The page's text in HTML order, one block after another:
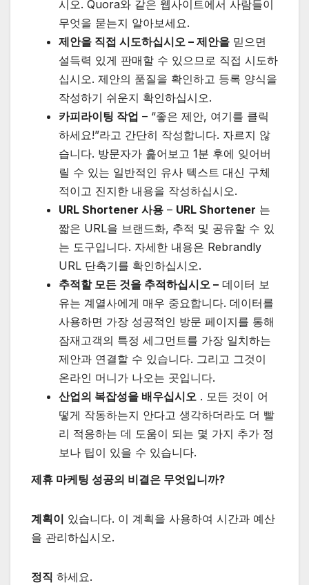
시오. Quora와 같은 웹사이트에서 사람들이
무엇을 묻는지 알아보세요.
제안을 직접 시도하십시오 – 제안을 믿으면
설득력 있게 판매할 수 있으므로 직접 시도하
십시오. 제안의 품질을 확인하고 등록 양식을
작성하기 쉬운지 확인하십시오.
카피라이팅 작업 – “좋은 제안, 여기를 클릭
하세요!”라고 간단히 작성합니다. 자르지 않
습니다. 방문자가 훑어보고 1분 후에 잊어버
릴 수 있는 일반적인 유사 텍스트 대신 구체
적이고 진지한 내용을 작성하십시오.
URL Shortener 사용 – URL Shortener 는
짧은 URL을 브랜드화, 추적 및 공유할 수 있
는 도구입니다. 자세한 내용은 Rebrandly
URL 단축기를 확인하십시오.
추적할 모든 것을 추적하십시오 – 데이터 보
유는 계열사에게 매우 중요합니다. 데이터를
사용하면 가장 성공적인 방문 페이지를 통해
잠재고객의 특정 세그먼트를 가장 일치하는
제안과 연결할 수 있습니다. 그리고 그것이
온라인 머니가 나오는 곳입니다.
산업의 복잡성을 배우십시오 . 모든 것이 어
떻게 작동하는지 안다고 생각하더라도 더 빨
리 적응하는 데 도움이 되는 몇 가지 추가 정
보나 팁이 있을 수 있습니다.
제휴 마케팅 성공의 비결은 무엇입니까?
계획이 있습니다. 이 계획을 사용하여 시간과 예산
을 관리하십시오.
정직 하세요.